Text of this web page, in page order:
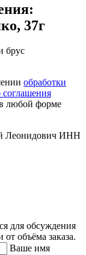
37г
брус
обработки
соглашения
в любой форме
Леонидович ИНН
для обсуждения
объёма заказа.
Ваше имя